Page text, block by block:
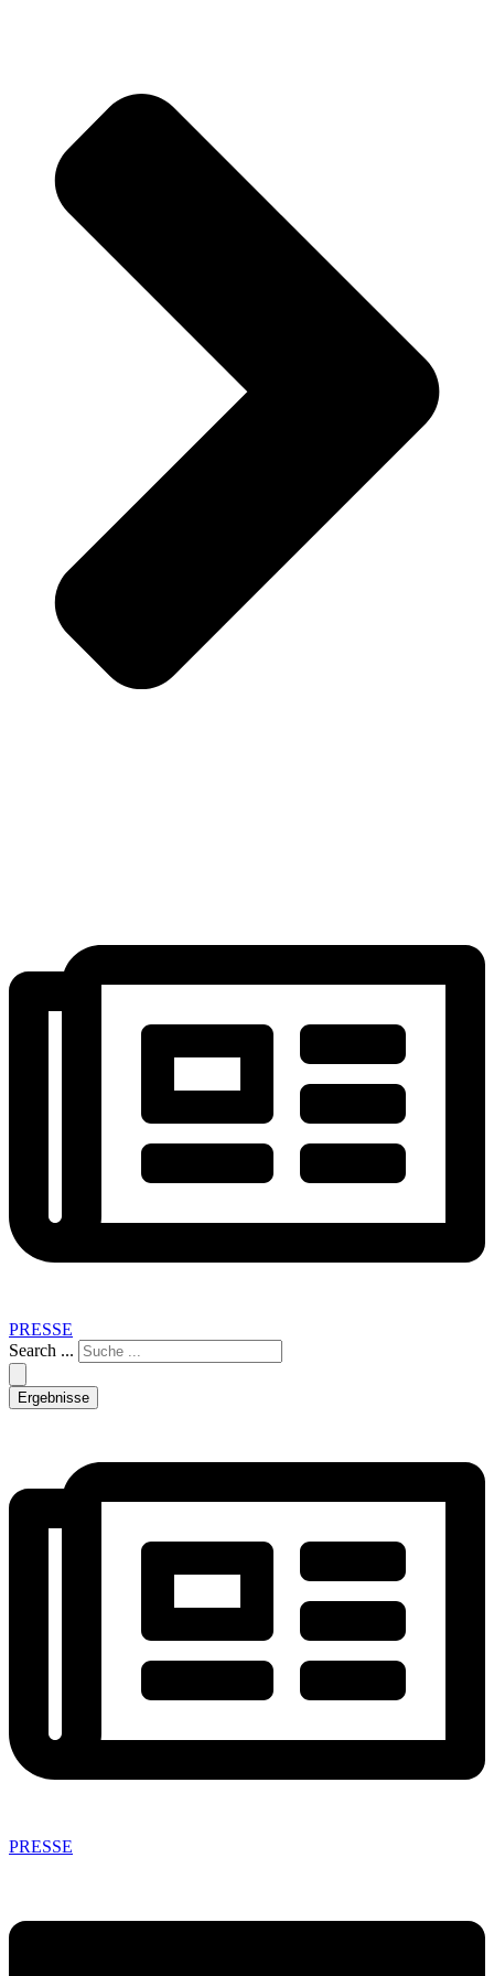
PRESSE
Search ...
Ergebnisse
PRESSE